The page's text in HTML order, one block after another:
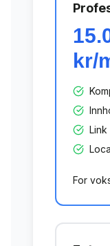
kr/
Link
For